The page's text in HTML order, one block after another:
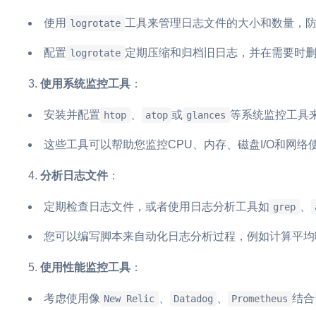
使用 logrotate 工具来管理日志文件的大小和数量，
配置 logrotate 定期压缩和归档旧日志，并在需要时
使用系统监控工具 ：
安装并配置 htop atop 或 glances 等系统监控工具
这些工具可以帮助您监控CPU、内存、磁盘I/O和网络
分析日志文件 ：
定期检查日志文件，或者使用日志分析工具如 grep
您可以编写脚本来自动化日志分析过程，例如计算平
使用性能监控工具 ：
考虑使用像 New Relic Datadog Prometheus 结合